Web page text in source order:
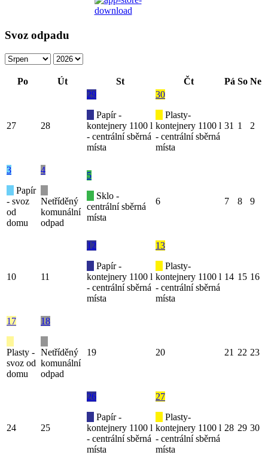
Svoz odpadu
Po Út St Čt Pá So Ne
27 28
29
Papír -
kontejnery 1100 l
- centrální sběrná
místa
30
Plasty-
kontejnery 1100 l
- centrální sběrná
místa
31 1 2
3
Papír
- svoz
od
domu
4
Netříděný
komunální
odpad
5
Sklo -
centrální sběrná
místa
6 7 8 9
10 11
12
Papír -
kontejnery 1100 l
- centrální sběrná
místa
13
Plasty-
kontejnery 1100 l
- centrální sběrná
místa
14 15 16
17
Plasty -
svoz od
domu
18
Netříděný
komunální
odpad
19 20 21 22 23
24 25
26
Papír -
kontejnery 1100 l
- centrální sběrná
místa
27
Plasty-
kontejnery 1100 l
- centrální sběrná
místa
28 29 30